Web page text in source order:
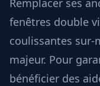
Remplacer ses
fenêtres double
coulissantes sur-
majeur. Pour
bénéficier des